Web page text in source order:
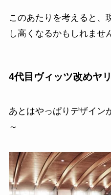
このあたりを考えると、
し高くなるかもしれませ
4代目ヴィッツ改めヤ
あとはやっぱりデザイン
～